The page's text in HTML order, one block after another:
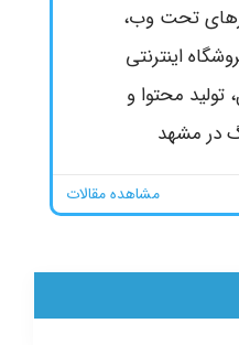
تحت وب،
اینترنتی
تولید محتوا و
در مشهد
مشاهده مقالات